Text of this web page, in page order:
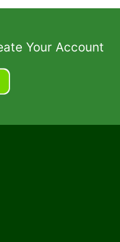
Your Account